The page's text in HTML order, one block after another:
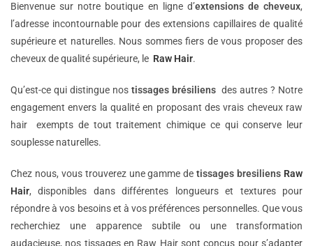
Bienvenue sur notre boutique en ligne d’extensions decheveux,
l’adresse incontournable pour des extensions capillaires de qualité
supérieure et naturelles. Nous sommes fiers de vous proposer des
cheveux de qualité supérieure, le Raw Hair.
Qu’est-ce qui distingue nos tissages brésiliens des autres ? Notre
engagement envers la qualité en proposant des vrais cheveux raw
hair exempts de tout traitement chimique ce qui conserve leur
souplesse naturelles.
Chez nous, vous trouverez une gamme detissages bresiliens Raw
Hair, disponibles dans différentes longueurs et textures pour
répondre à vos besoins et à vos préférences personnelles. Que vous
recherchiez une apparence subtile ou une transformation
audacieuse, nos tissages en Raw Hair sont conçus pour s’adapter